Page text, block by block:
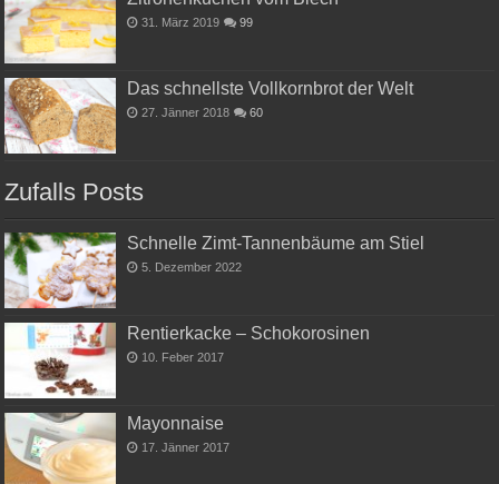
31. März 2019 99
Das schnellste Vollkornbrot der Welt
27. Jänner 2018 60
Zufalls Posts
Schnelle Zimt-Tannenbäume am Stiel
5. Dezember 2022
Rentierkacke – Schokorosinen
10. Feber 2017
Mayonnaise
17. Jänner 2017